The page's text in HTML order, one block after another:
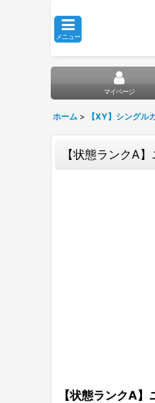
メニュー
マイページ
ホーム > 【XY】シングル
【状態ランクA
【状態ランクA